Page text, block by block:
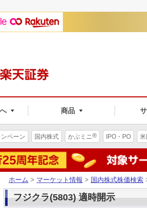
商品
ペーン 国内株式 かぶミニ® IPO・PO
ホーム > マーケット情報 > 国内株式株価検索
フジクラ(5803) 適時開示